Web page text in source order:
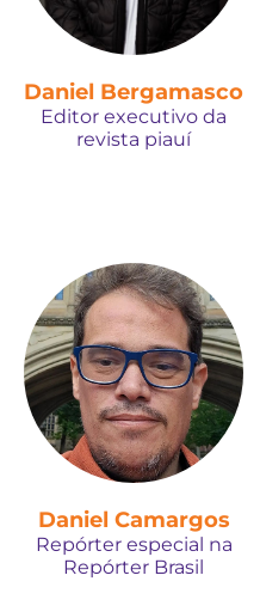
Daniel Bergamasco
Editor executivo da
revista piauí
Daniel Camargos
Repórter especial na
Repórter Brasil